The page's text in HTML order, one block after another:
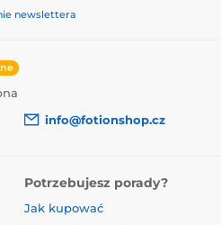
newslettera
info@fotionshop.cz
Potrzebujesz porady?
Jak kupować